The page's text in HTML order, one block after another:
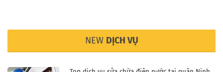
NEW DỊCH VỤ